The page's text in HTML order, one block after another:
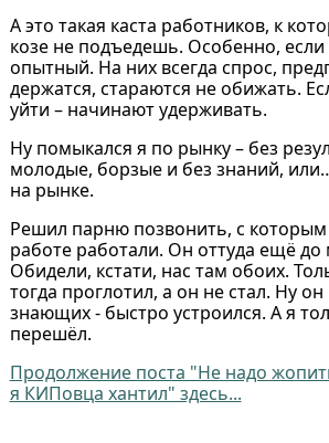
А это такая каста работников, к
козе не подъедешь. Особенно,
опытный. На них всегда спрос,
держатся, стараются не обижать.
уйти – начинают удерживать.
Ну помыкался я по рынку – без
молодые, борзые и без знаний,
на рынке.
Решил парню позвонить, с
работе работали. Он оттуда ещё
Обидели, кстати, нас там обоих.
тогда проглотил, а он не стал. Ну
знающих - быстро устроился. А я
перешёл.
Продолжение поста "Не надо
я КИПовца хантил⁠⁠" здесь...